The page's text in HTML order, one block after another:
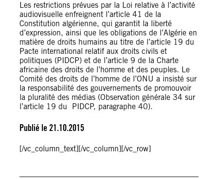
Les restrictions prévues par la Loi relative à l’activité
audiovisuelle enfreignent l’article 41 de la
Constitution algérienne, qui garantit la liberté
d’expression, ainsi que les obligations de l’Algérie en
matière de droits humains au titre de l’article 19 du
Pacte international relatif aux droits civils et
politiques (PIDCP) et de l’article 9 de la Charte
africaine des droits de l’homme et des peuples. Le
Comité des droits de l’homme de l’ONU a insisté sur
la responsabilité des gouvernements de promouvoir
la pluralité des médias (Observation générale 34 sur
l’article 19 du PIDCP, paragraphe 40).
Publié le 21.10.2015
[/vc_column_text][/vc_column][/vc_row]